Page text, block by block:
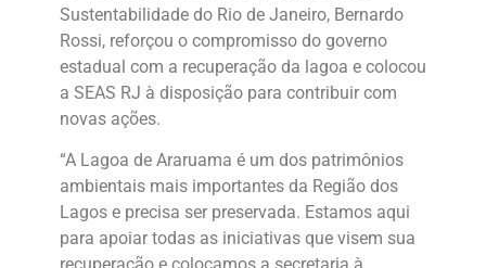
Sustentabilidade do Rio de Janeiro, Bernardo
Rossi, reforçou o compromisso do governo
estadual com a recuperação da lagoa e colocou
a SEAS RJ à disposição para contribuir com
novas ações.
“A Lagoa de Araruama é um dos patrimônios
ambientais mais importantes da Região dos
Lagos e precisa ser preservada. Estamos aqui
para apoiar todas as iniciativas que visem sua